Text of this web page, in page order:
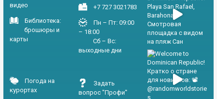
видео
Библиотека:
брошюры и
карты
Погода на
курортах
+7 727 3021783
Пн – Пт: 09:00
– 18:00
Сб – Вс:
выходные дни
Задать
вопрос "Профи"